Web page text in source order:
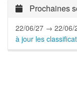
Prochaines
22/06/27 → 22/06/
à jour les